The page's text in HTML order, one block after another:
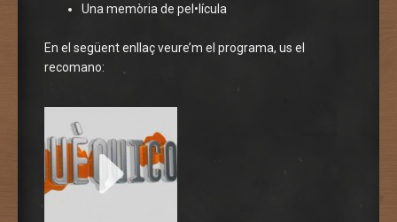
Una memòria de pel•lícula
En el següent enllaç veure’m el programa, us el
recomano: